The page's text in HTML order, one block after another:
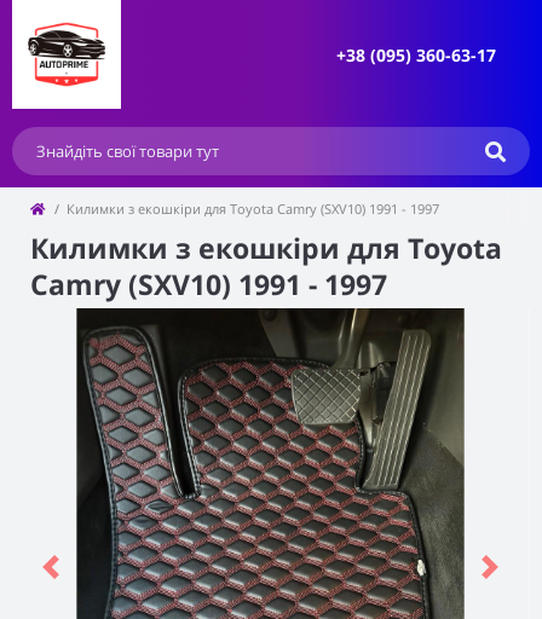
+38 (095) 360-63-17
Килимки з екошкіри для Toyota Camry (SXV10) 1991 - 1997
Килимки з екошкіри для Toyota
Camry (SXV10) 1991 - 1997
Previous Next